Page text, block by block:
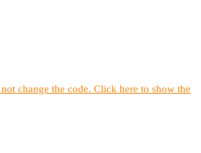
change the code. Click here to show the